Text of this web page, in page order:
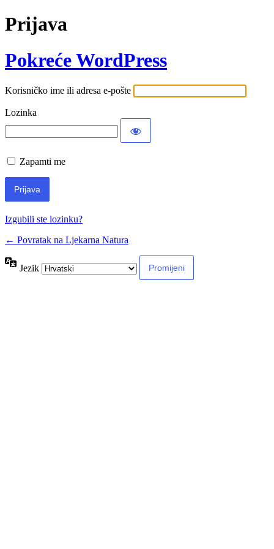
Prijava
Pokreće WordPress
Korisničko ime ili adresa e-pošte
Lozinka
Zapamti me
Izgubili ste lozinku?
← Povratak na Ljekarna Natura
Jezik